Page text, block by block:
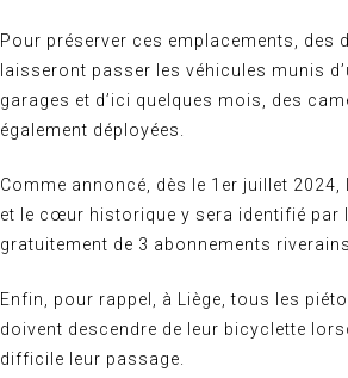
Pour préserver ces emplacements,
laisseront passer les véhicules munis
garages et d’ici quelques mois, des
également déployées.
Comme annoncé, dès le 1er juillet
et le cœur historique y sera identifié par
gratuitement de 3 abonnements riverains.
Enfin, pour rappel, à Liège, tous les
doivent descendre de leur bicyclette
difficile leur passage.